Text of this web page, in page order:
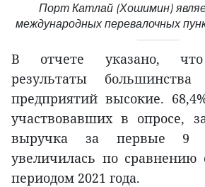
Порт Катлай (Хошимин)
международных перевалочных
В отчете указано, что
результаты большинства
предприятий высокие.
участвовавших в опросе,
выручка за первые 9
увеличилась по сравнению
периодом 2021 года.